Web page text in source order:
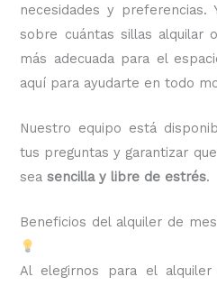
necesidades y preferencias.
sobre cuántas sillas alquilar
más adecuada para el
aquí para ayudarte en todo
Nuestro equipo está
tus preguntas y garantizar
seasencilla y libre de estrés.
Beneficios del alquiler de
Al elegirnos para el